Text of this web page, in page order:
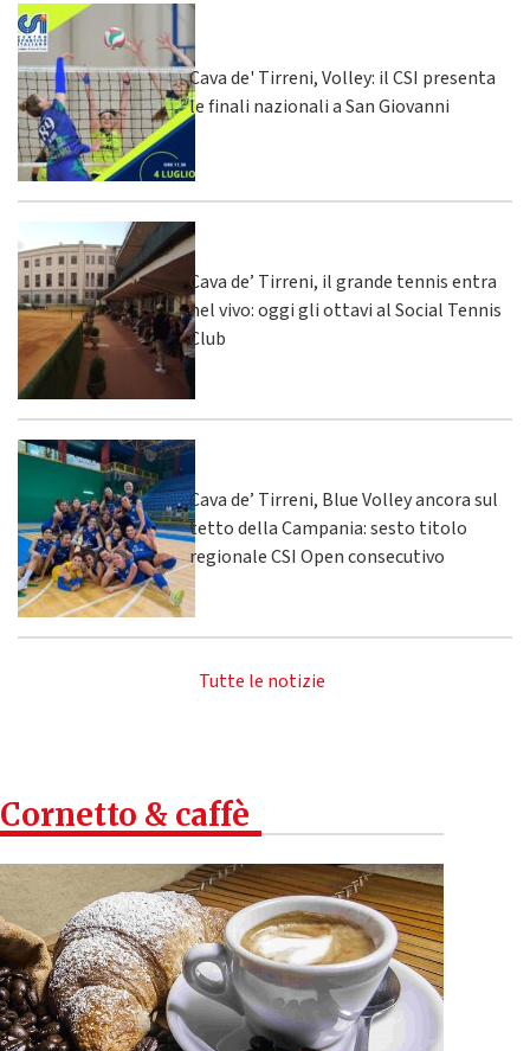
Cava de' Tirreni, Volley: il CSI presenta
le finali nazionali a San Giovanni
Cava de’ Tirreni, il grande tennis entra
nel vivo: oggi gli ottavi al Social Tennis
Club
Cava de’ Tirreni, Blue Volley ancora sul
tetto della Campania: sesto titolo
regionale CSI Open consecutivo
Tutte le notizie
Cornetto & caffè